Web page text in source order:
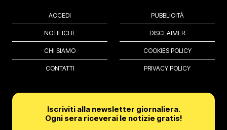
ACCEDI
NOTIFICHE
CHI SIAMO
CONTATTI
PUBBLICITÀ
DISCLAIMER
COOKIES POLICY
PRIVACY POLICY
Iscriviti alla newsletter giornaliera.
Ogni sera riceverai le notizie gratis!